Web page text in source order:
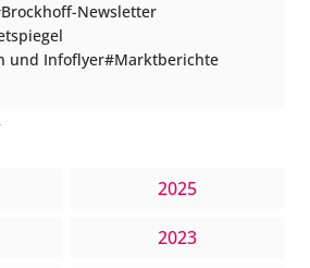
Brockhoff-Newsletter
und Infoflyer Marktberichte
2025
2023